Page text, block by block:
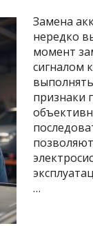
Замена
нередко
момент
сигналом
признаки
…